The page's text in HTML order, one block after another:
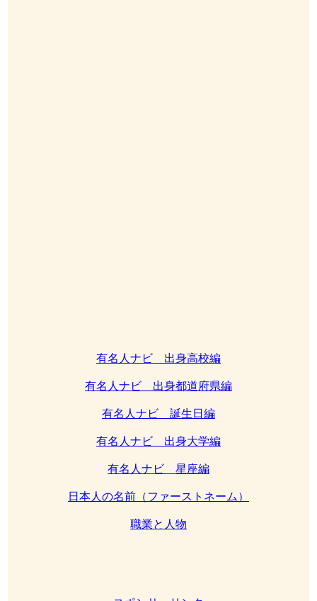
有名人ナビ 出身高校編
有名人ナビ 出身都道府県編
有名人ナビ 誕生日編
有名人ナビ 出身大学編
有名人ナビ 星座編
日本人の名前（ファーストネーム）
職業と人物